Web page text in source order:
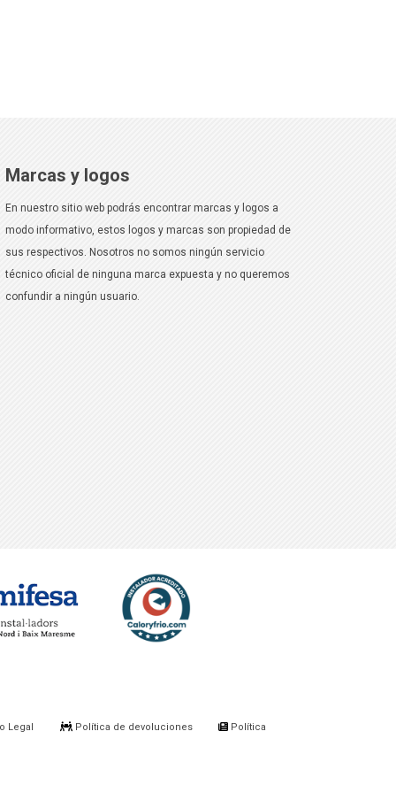
Marcas y logos
En nuestro sitio web podrás encontrar marcas y logos a
modo informativo, estos logos y marcas son propiedad de
sus respectivos. Nosotros no somos ningún servicio
técnico oficial de ninguna marca expuesta y no queremos
confundir a ningún usuario.
Legal Política de devoluciones
Política